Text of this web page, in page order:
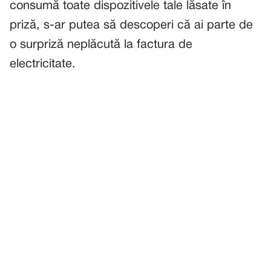
consumă toate dispozitivele tale lăsate în
priză, s-ar putea să descoperi că ai parte de
o surpriză neplăcută la factura de
electricitate.